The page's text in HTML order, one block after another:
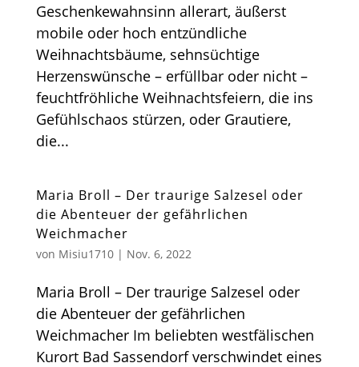
Geschenkewahnsinn allerart, äußerst
mobile oder hoch entzündliche
Weihnachtsbäume, sehnsüchtige
Herzenswünsche – erfüllbar oder nicht –
feuchtfröhliche Weihnachtsfeiern, die ins
Gefühlschaos stürzen, oder Grautiere,
die...
Maria Broll – Der traurige Salzesel oder
die Abenteuer der gefährlichen
Weichmacher
von Misiu1710| Nov. 6, 2022
Maria Broll – Der traurige Salzesel oder
die Abenteuer der gefährlichen
Weichmacher Im beliebten westfälischen
Kurort Bad Sassendorf verschwindet eines